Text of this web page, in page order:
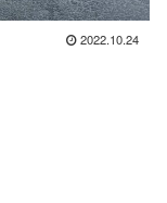
2022.10.24